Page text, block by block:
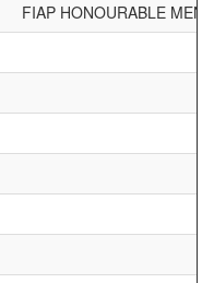
FIAP HONOURABLE